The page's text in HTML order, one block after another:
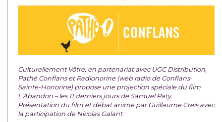
Culturellement Vôtre, en partenariat avec UGC Distribution,
Pathé Conflans et Radionorine (web radio de Conflans-
Sainte-Honorine) propose une projection spéciale du film
L’Abandon – les 11 derniers jours de Samuel Paty.
Présentation du film et débat animé par Guillaume Creis avec
la participation de Nicolas Galant.